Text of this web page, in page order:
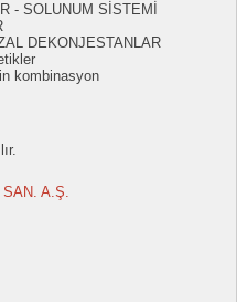
- SOLUNUM SİSTEMİ
DEKONJESTANLAR
kombinasyon
SAN. A.Ş.